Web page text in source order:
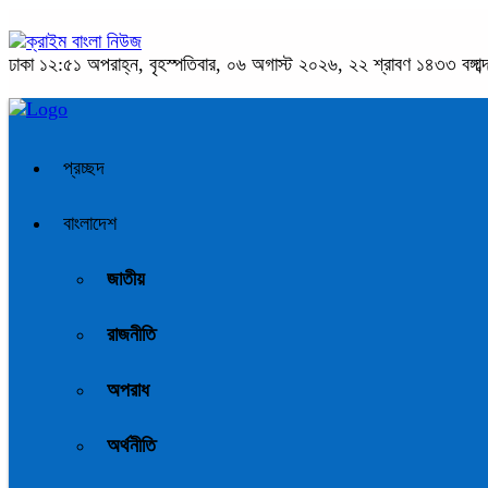
ঢাকা ১২:৫১ অপরাহ্ন, বৃহস্পতিবার, ০৬ অগাস্ট ২০২৬, ২২ শ্রাবণ ১৪৩৩
প্রচ্ছদ
বাংলাদেশ
জাতীয়
রাজনীতি
অপরাধ
অর্থনীতি